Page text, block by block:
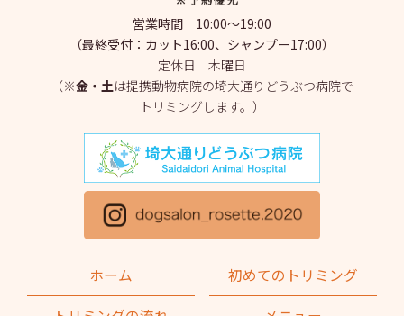
2025年4月
(1)
2025年3月(2)
2025年2月(4)
2025年1月(1)
2024年12月(1)
2024年10月(2)
2024年9月
営業時間 10:00～19:00
（最終受付：カット16:00、シャンプー17:00）
定休日 木曜日
（※金・土は提携動物病院の埼大通りどうぶつ病院で
トリミングします。）
ホーム
初めてのトリミング